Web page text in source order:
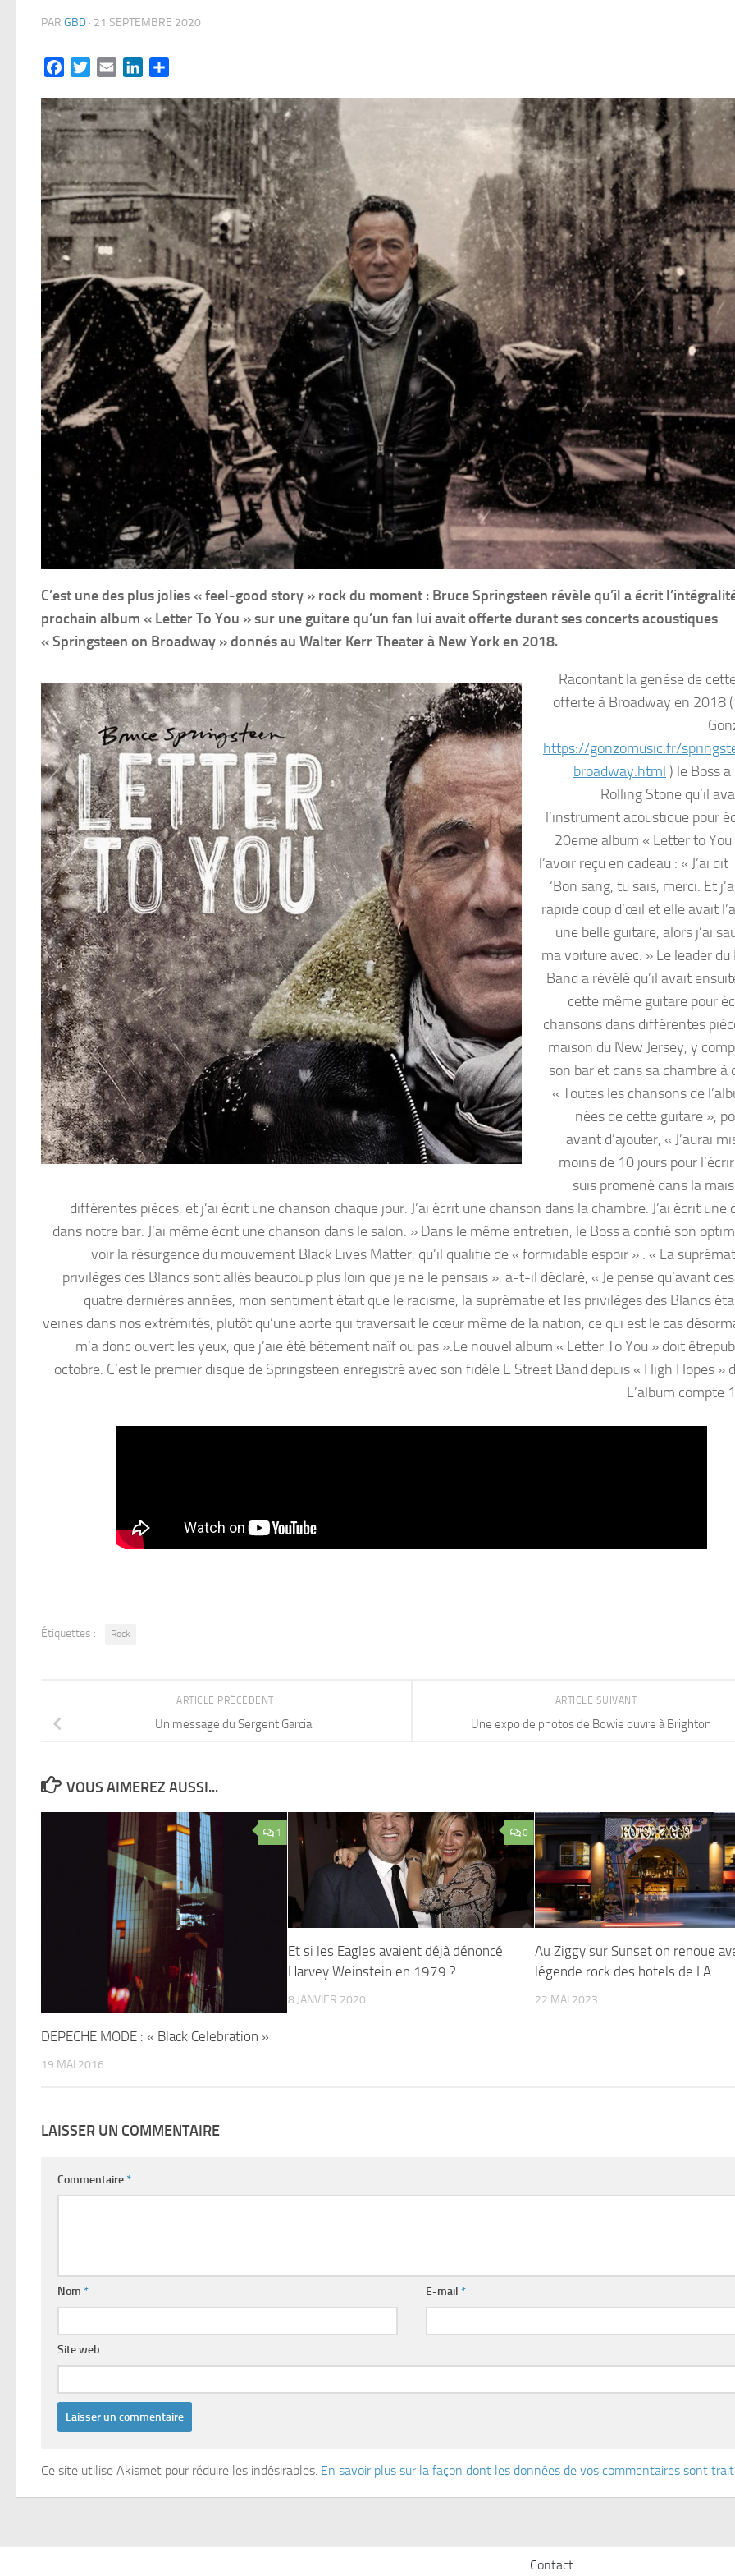
PAR GBD · 21 SEPTEMBRE 2020
FacebookTwitterEmail LinkedIn
C’est une des plus jolies « feel-good story » rock du moment : Bruce Springsteen révèle qu’il a écrit
prochain album « Letter To You » sur une guitare qu’un fan lui avait offerte durant ses concerts acoustiques
« Springsteen on Broadway » donnés au Walter Kerr Theater à New York en 2018.
Racontant la genèse de
offerte à Broadway en 2018
https://gonzomusic.fr/
broadway.html ) le Boss
Rolling Stone qu’il
l’instrument acoustique pour
20eme album « Letter to You
l’avoir reçu en cadeau : « J’ai
‘Bon sang, tu sais, merci. Et
rapide coup d’œil et elle avait
une belle guitare, alors j’ai
ma voiture avec. » Le leader du
Band a révélé qu’il avait
cette même guitare pour
chansons dans différentes
maison du New Jersey, y
son bar et dans sa chambre à
« Toutes les chansons de
nées de cette guitare »,
avant d’ajouter, « J’aurai
moins de 10 jours pour
suis promené dans la
différentes pièces, et j’ai écrit une chanson chaque jour. J’ai écrit une chanson dans la chambre. J’ai écrit une
dans notre bar. J’ai même écrit une chanson dans le salon. » Dans le même entretien, le Boss a confié son
voir la résurgence du mouvement Black Lives Matter, qu’il qualifie de « formidable espoir » . « La
privilèges des Blancs sont allés beaucoup plus loin que je ne le pensais », a-t-il déclaré, « Je pense qu’avant
quatre dernières années, mon sentiment était que le racisme, la suprématie et les privilèges des Blancs
veines dans nos extrémités, plutôt qu’une aorte qui traversait le cœur même de la nation, ce qui est le cas
m’a donc ouvert les yeux, que j’aie été bêtement naïf ou pas ».Le nouvel album « Letter To You » doit
octobre. C’est le premier disque de Springsteen enregistré avec son fidèle E Street Band depuis « High Hopes »
L’album compte
Étiquettes : Rock
ARTICLE SUIVANT
Une expo de photos de Bowie ouvre à Brighton
ARTICLE PRÉCÉDENT
Un message du Sergent Garcia
VOUS AIMEREZ AUSSI...
1
DEPECHE MODE : « Black Celebration »
19 MAI 2016
0
Et si les Eagles avaient déjà dénoncé
Harvey Weinstein en 1979 ?
8 JANVIER 2020
Au Ziggy sur Sunset on renoue
légende rock des hotels de LA
22 MAI 2023
LAISSER UN COMMENTAIRE
Commentaire*
Nom * E-mail*
Site web
Ce site utilise Akismet pour réduire les indésirables. En savoir plus sur la façon dont les données de vos commentaires sont
Contact